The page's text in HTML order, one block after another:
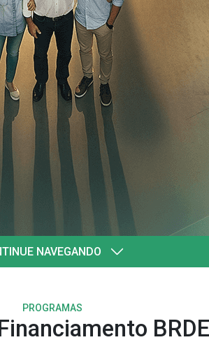
NAVEGANDO
PROGRAMAS
BRDE